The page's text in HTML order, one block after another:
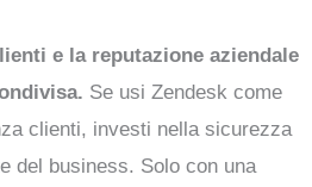
e la reputazione aziendale
Se usi Zendesk come
clienti, investi nella sicurezza
del business. Solo con una